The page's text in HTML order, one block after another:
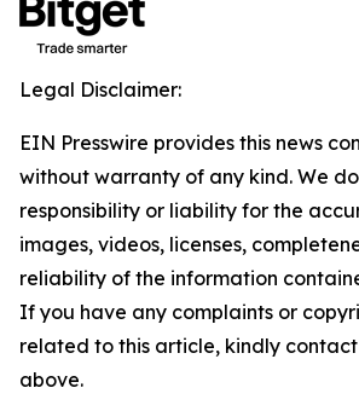
Legal Disclaimer:
EIN Presswire provides this news
without warranty of any kind. We
responsibility or liability for the
images, videos, licenses,
reliability of the information
If you have any complaints or
related to this article, kindly
above.